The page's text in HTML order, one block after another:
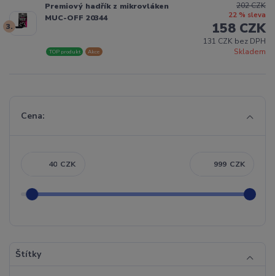
3.
Premiový hadřík z mikrovláken
MUC-OFF 20344
Skladem
TOP produkt Akce
202 CZK
22 % sleva
158 CZK
131 CZK bez DPH
Cena:
CZK CZK
Štítky